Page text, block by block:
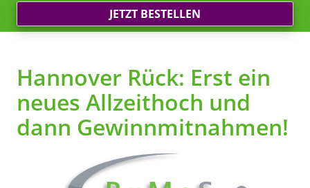
JETZT BESTELLEN
Hannover Rück: Erst ein
neues Allzeithoch und
dann Gewinnmitnahmen!